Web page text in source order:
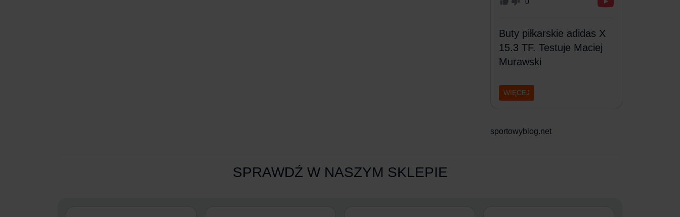
Buty piłkarskie adidas X
15.3 TF. Testuje Maciej
Murawski
WIĘCEJ
sportowyblog.net
SPRAWDŹ W NASZYM SKLEPIE